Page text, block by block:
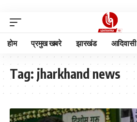
होम प्रमुख खबरे झारखंड आदिवासी
Tag: jharkhand news